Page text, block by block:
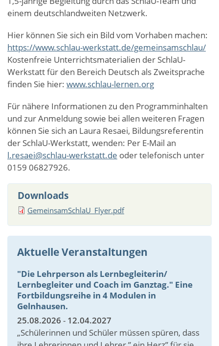
einem deutschlandweiten Netzwerk.
Hier können Sie sich ein Bild vom Vorhaben machen:
https://www.schlau-werkstatt.de/gemeinsamschlau/
Kostenfreie Unterrichtsmaterialien der SchlaU-
Werkstatt für den Bereich Deutsch als Zweitsprache
finden Sie hier: www.schlau-lernen.org
Für nähere Informationen zu den Programminhalten
und zur Anmeldung sowie bei allen weiteren Fragen
können Sie sich an Laura Resaei, Bildungsreferentin
der SchlaU-Werkstatt, wenden: Per E-Mail an
l.resaei@schlau-werkstatt.de oder telefonisch unter
0159 06827926.
Downloads
GemeinsamSchlaU_Flyer.pdf
Aktuelle Veranstaltungen
"Die Lehrperson als Lernbegleiterin/
Lernbegleiter und Coach im Ganztag." Eine
Fortbildungsreihe in 4 Modulen in
Gelnhausen.
25.08.2026 - 12.04.2027
„Schülerinnen und Schüler müssen spüren, dass